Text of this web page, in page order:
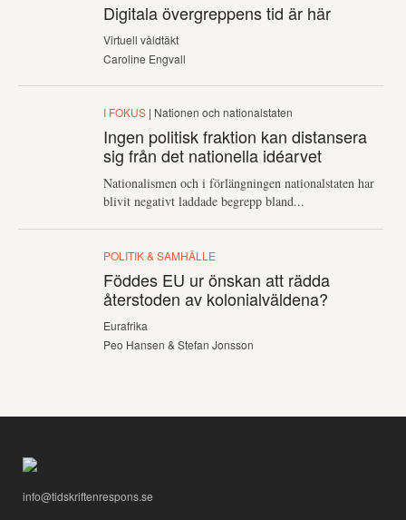
Digitala övergreppens tid är här
Virtuell våldtäkt
Caroline Engvall
I FOKUS | Nationen och nationalstaten
Ingen politisk fraktion kan distansera
sig från det nationella idéarvet
Nationalismen och i förlängningen nationalstaten har
blivit negativt laddade begrepp bland...
POLITIK & SAMHÄLLE
Föddes EU ur önskan att rädda
återstoden av kolonialväldena?
Eurafrika
Peo Hansen & Stefan Jonsson
info@tidskriftenrespons.se